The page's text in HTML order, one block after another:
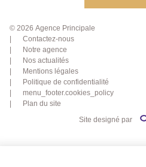
© 2026 Agence Principale
Contactez-nous
Notre agence
Nos actualités
Mentions légales
Politique de confidentialité
menu_footer.cookies_policy
Plan du site
Site designé par